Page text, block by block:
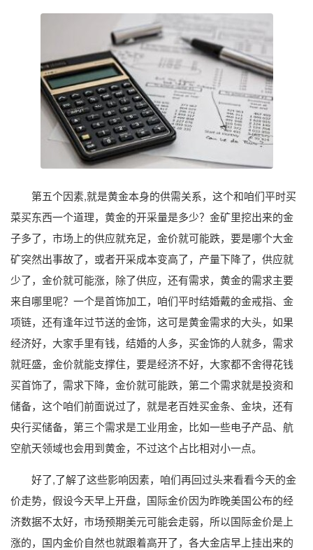
第五个因素,就是黄金本身的供需关系，这个和咱们平时买
菜买东西一个道理，黄金的开采量是多少？金矿里挖出来的金
子多了，市场上的供应就充足，金价就可能跌，要是哪个大金
矿突然出事故了，或者开采成本变高了，产量下降了，供应就
少了，金价就可能涨，除了供应，还有需求，黄金的需求主要
来自哪里呢？一个是首饰加工，咱们平时结婚戴的金戒指、金
项链，还有逢年过节送的金饰，这可是黄金需求的大头，如果
经济好，大家手里有钱，结婚的人多，买金饰的人就多，需求
就旺盛，金价就能支撑住，要是经济不好，大家都不舍得花钱
买首饰了，需求下降，金价就可能跌，第二个需求就是投资和
储备，这个咱们前面说过了，就是老百姓买金条、金块，还有
央行买储备，第三个需求是工业用金，比如一些电子产品、航
空航天领域也会用到黄金，不过这个占比相对小一点。
好了,了解了这些影响因素，咱们再回过头来看看今天的金
价走势，假设今天早上开盘，国际金价因为昨晚美国公布的经
济数据不太好，市场预期美元可能会走弱，所以国际金价是上
涨的，国内金价自然也就跟着高开了，各大金店早上挂出来的